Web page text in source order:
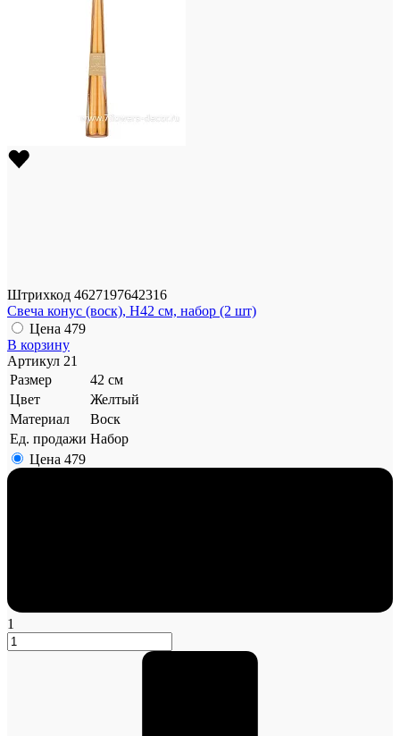
Штрихкод 4627197642316
Свеча конус (воск), H42 см, набор (2 шт)
Цена 479
В корзину
Артикул 21
Размер
42 см
Цвет
Желтый
Материал
Воск
Ед. продажи Набор
Цена 479
1